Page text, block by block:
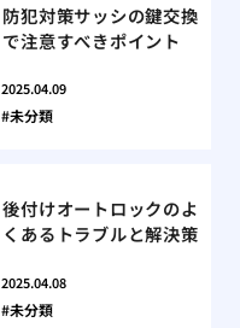
防犯対策サッシの鍵交換
で注意すべきポイント
2025.04.09
未分類
後付けオートロックのよ
くあるトラブルと解決策
2025.04.08
未分類